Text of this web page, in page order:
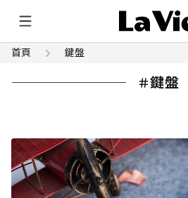
首頁 鍵盤
鍵盤